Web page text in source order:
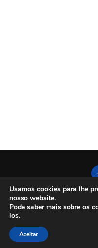
Politica de
@2025 - All Right
Usamos cookies para lhe
nosso website.
Pode saber mais sobre os
los.
Aceitar